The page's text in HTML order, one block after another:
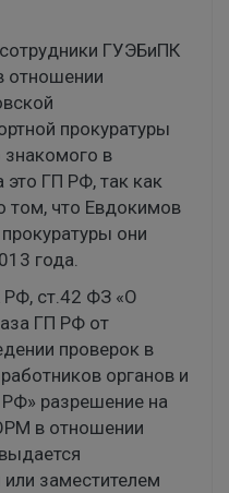
ГУЭБиПК
прокуратуры
в
это ГП РФ, так как
том, что Евдокимов
они
года.
РФ, ст.42 ФЗ «О
ГП РФ от
проверок в
органов и
разрешение на
в отношении
заместителем